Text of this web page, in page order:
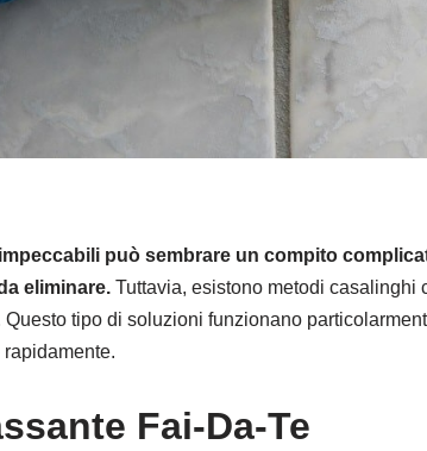
può sembrare un compito
eliminare. Tuttavia, esistono metodi casalinghi
tipo di soluzioni funzionano
Fai-Da-Te